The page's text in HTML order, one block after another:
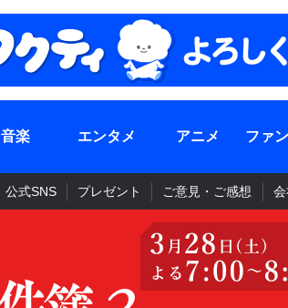
音楽 エンタメ アニメ ファ
公式SNS プレゼント ご意見・ご感想